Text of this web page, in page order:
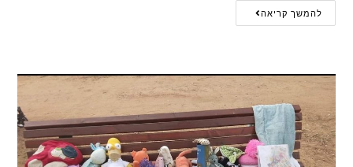
להמשך קריאה